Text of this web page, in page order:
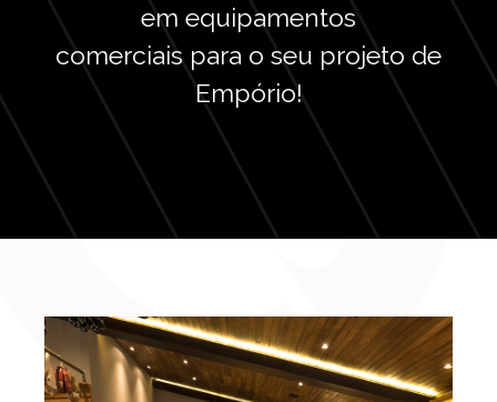
em equipamentos
comerciais para o seu projeto de
Empório!